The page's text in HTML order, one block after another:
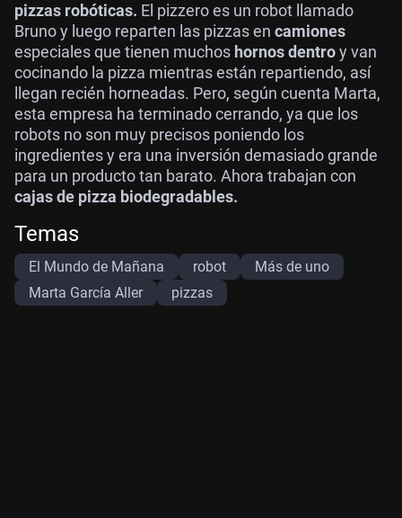
pizzas robóticas. El pizzero es un robot llamado
Bruno y luego reparten las pizzas en camiones
especiales que tienen muchos hornos dentroy van
cocinando la pizza mientras están repartiendo, así
llegan recién horneadas. Pero, según cuenta Marta,
esta empresa ha terminado cerrando, ya que los
robots no son muy precisos poniendo los
ingredientes y era una inversión demasiado grande
para un producto tan barato. Ahora trabajan con
cajas de pizza biodegradables.
Temas
El Mundo de Mañana robot
Más de uno
Marta García Aller
pizzas